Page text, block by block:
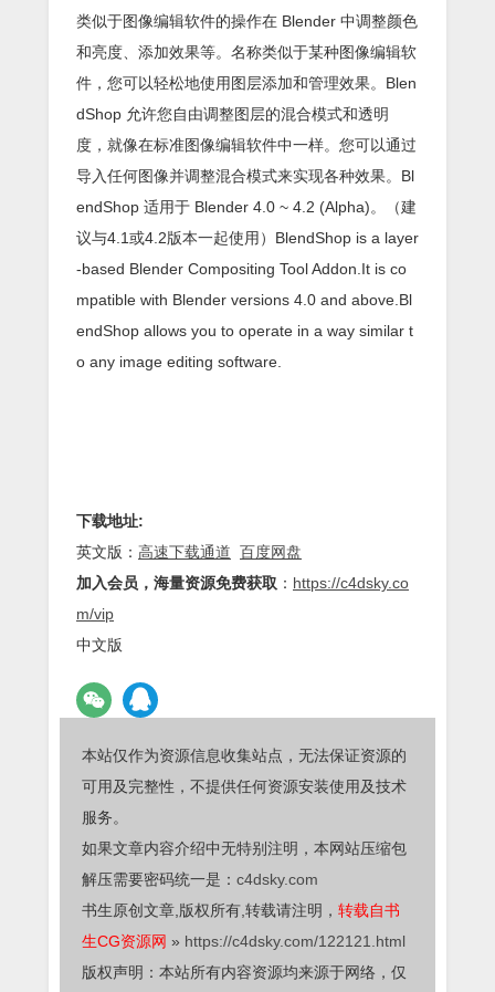
类似于图像编辑软件的操作在 Blender 中调整颜色
和亮度、添加效果等。名称类似于某种图像编辑软
件，您可以轻松地使用图层添加和管理效果。Blen
dShop 允许您自由调整图层的混合模式和透明
度，就像在标准图像编辑软件中一样。您可以通过
导入任何图像并调整混合模式来实现各种效果。Bl
endShop 适用于 Blender 4.0 ~ 4.2 (Alpha)。（建
议与4.1或4.2版本一起使用）BlendShop is a layer
-based Blender Compositing Tool Addon.It is co
mpatible with Blender versions 4.0 and above.Bl
endShop allows you to operate in a way similar t
o any image editing software.
下载地址:
英文版： 高速下载通道 百度网盘
加入会员，海量资源免费获取 ： https://c4dsky.co
m/vip
中文版
本站仅作为资源信息收集站点，无法保证资源的
可用及完整性，不提供任何资源安装使用及技术
服务。
如果文章内容介绍中无特别注明，本网站压缩包
解压需要密码统一是： c4dsky.com
书生原创文章,版权所有,转载请注明， 转载自书
生CG资源网 » https://c4dsky.com/122121.html
版权声明：本站所有内容资源均来源于网络，仅